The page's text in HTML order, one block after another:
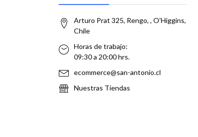
Arturo Prat 325, Rengo, , O'Higgins,
Chile
Horas de trabajo:
09:30 a 20:00 hrs.
ecommerce@san-antonio.cl
Nuestras Tiendas